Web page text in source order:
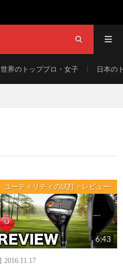
世界のトッププロ・女子 日本の
ユーティリティの試打・レビュー
6:43
2016.11.17